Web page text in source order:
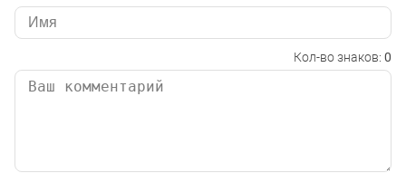
Кол-во знаков: 0